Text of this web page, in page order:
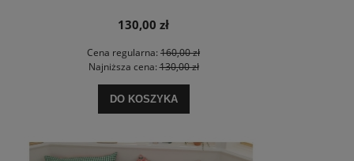
130,00 zł
Cena regularna: 160,00 zł
Najniższa cena:130,00 zł
DO KOSZYKA